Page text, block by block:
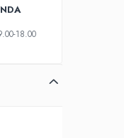
18.00